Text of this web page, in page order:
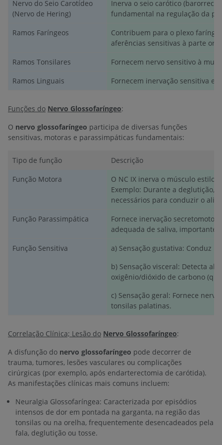
Nervo do Seio Carotídeo
(Nervo de Hering)
Inerva o seio carótico
fundamental na regulação da
Ramos Faríngeos
Contribuem para o plexo
aferências sensitivas à parte
Ramos Tonsilares
Fornecem nervo sensitivo à
Ramos Linguais
Fornecem inervação sensitiva e
Funções do Nervo Glossofaríngeo:
O nervo glossofaríngeo participa de diversas funções
sensitivas, motoras e parassimpáticas fundamentais:
Tipo de função
Descrição
Função Motora
O NC IX inerva o músculo
Exemplo: Durante a deglutição,
necessários para conduzir o
Função Parassimpática
Fornece inervação
adequada de saliva, importante
Função Sensitiva
a) Sensação gustativa: Conduz
b) Sensação visceral: Detecta
oxigênio/dióxido de carbono
c) Sensação geral: Fornece
tonsilas palatinas.
Correlação Clínica; Lesão do Nervo Glossofaríngeo:
A disfunção do nervo glossofaríngeo pode decorrer de
trauma, tumores, lesões vasculares ou complicações
cirúrgicas (por exemplo, após endarterectomia de carótida).
As manifestações clínicas mais comuns incluem:
Neuralgia Glossofaríngea: Caracterizada por episódios
intensos de dor em pontada na garganta, na região das
tonsilas ou na orelha, frequentemente desencadeados pela
fala, deglutição ou tosse.